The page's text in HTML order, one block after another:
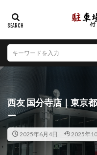
西友 国分寺店｜東京
ー
2025年6月4日 2025年
カテゴリー
エリア
北海道
山形県
埼玉県
千葉県
山梨県
長野県
岐阜県
静岡県
京都府
大阪府